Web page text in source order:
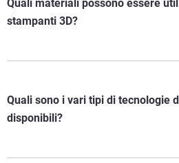
Quali materiali possono essere
stampanti 3D?
Quali sono i vari tipi di tecnologie
disponibili?